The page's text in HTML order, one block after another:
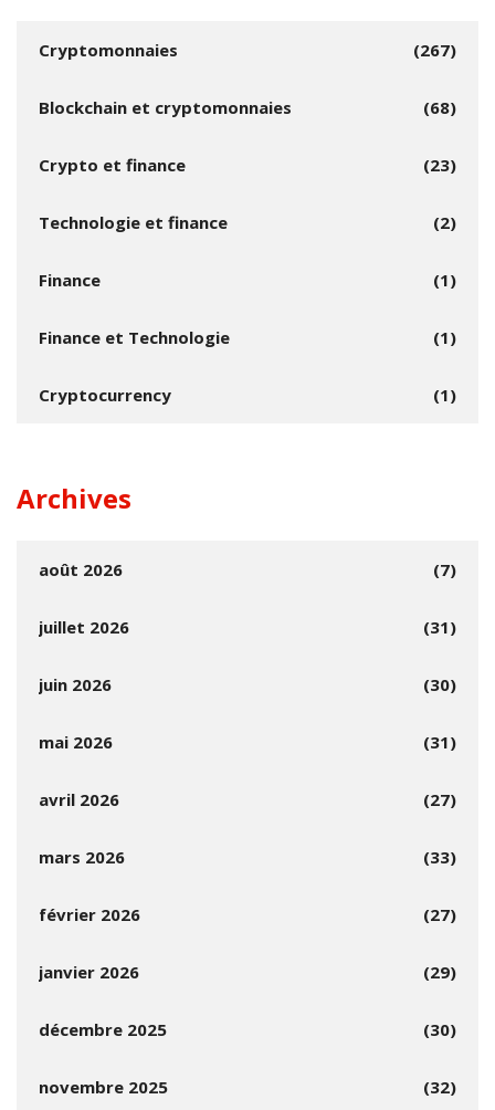
Cryptomonnaies (267)
Blockchain et cryptomonnaies (68)
Crypto et finance (23)
Technologie et finance (2)
Finance (1)
Finance et Technologie (1)
Cryptocurrency (1)
Archives
août 2026 (7)
juillet 2026 (31)
juin 2026 (30)
mai 2026 (31)
avril 2026 (27)
mars 2026 (33)
février 2026 (27)
janvier 2026 (29)
décembre 2025 (30)
novembre 2025 (32)